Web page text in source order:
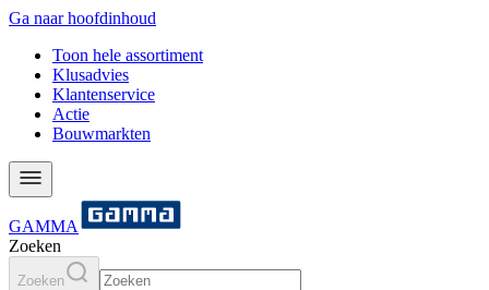
Ga naar hoofdinhoud
Toon hele assortiment
Klusadvies
Klantenservice
Actie
Bouwmarkten
GAMMA
Zoeken
Zoeken